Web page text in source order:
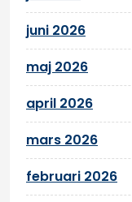
juni 2026
maj 2026
april 2026
mars 2026
februari 2026